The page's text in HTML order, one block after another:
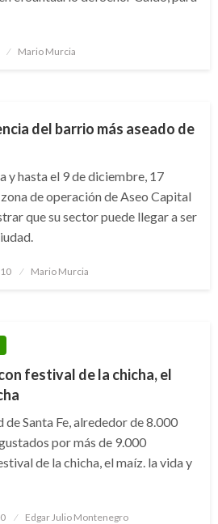
Mario Murcia
CANDELARIA
del barrio más aseado de
y hasta el 9 de diciembre, 17
de operación de Aseo Capital
que su sector puede llegar a ser
Mario Murcia
festival de la chicha, el
Santa Fe, alrededor de 8.000
por más de 9.000
de la chicha, el maíz. la vida y
Edgar Julio Montenegro